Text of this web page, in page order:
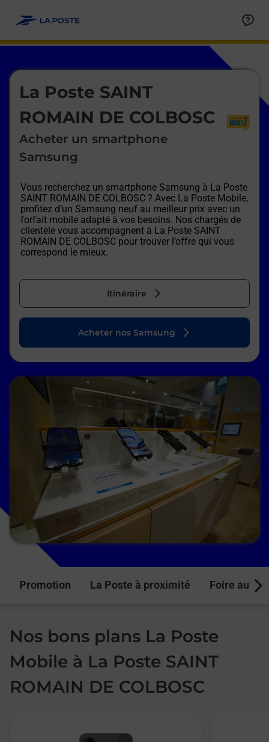
La Poste SAINT
ROMAIN DE COLBOSC
Acheter un smartphone
Samsung
Vous recherchez un smartphone Samsung à La Poste
SAINT ROMAIN DE COLBOSC ? Avec La Poste Mobile,
profitez d’un Samsung neuf au meilleur prix avec un
forfait mobile adapté à vos besoins. Nos chargés de
clientèle vous accompagnent à La Poste SAINT
ROMAIN DE COLBOSC pour trouver l’offre qui vous
correspond le mieux.
Itinéraire
Le lien s'ouvre dans un nouvel onglet
Acheter nos Samsung
Promotion La Poste à proximité Foire aux
Nos bons plans La Poste
Mobile à La Poste SAINT
ROMAIN DE COLBOSC